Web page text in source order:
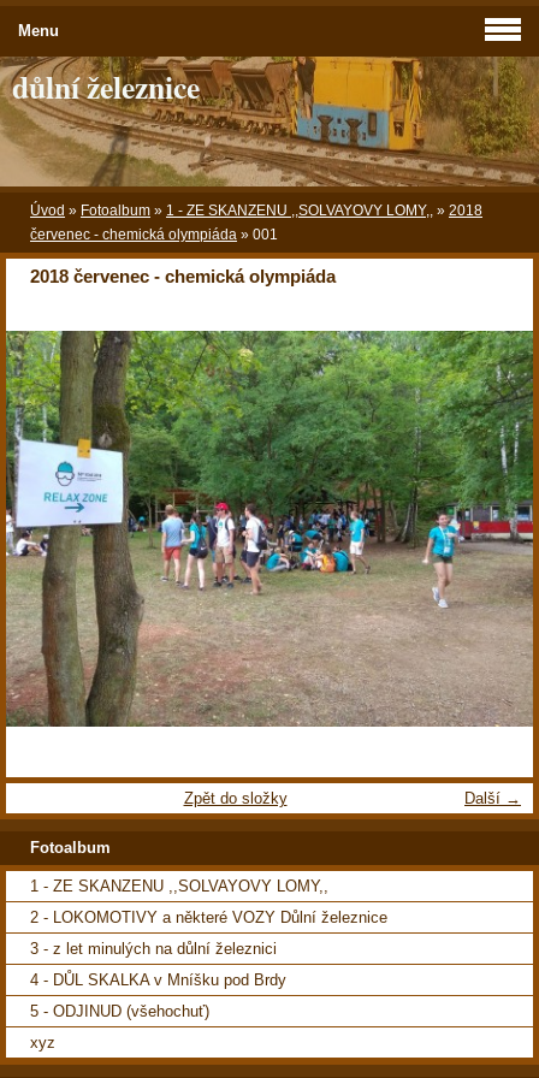
důlní železnice
Úvod » Fotoalbum » 1 - ZE SKANZENU ,,SOLVAYOVY LOMY,, » 2018
červenec - chemická olympiáda » 001
2018 červenec - chemická olympiáda
Další →
Zpět do složky
Menu
Fotoalbum
1 - ZE SKANZENU ,,SOLVAYOVY LOMY,,
2 - LOKOMOTIVY a některé VOZY Důlní železnice
3 - z let minulých na důlní železnici
4 - DŮL SKALKA v Mníšku pod Brdy
5 - ODJINUD (všehochuť)
xyz